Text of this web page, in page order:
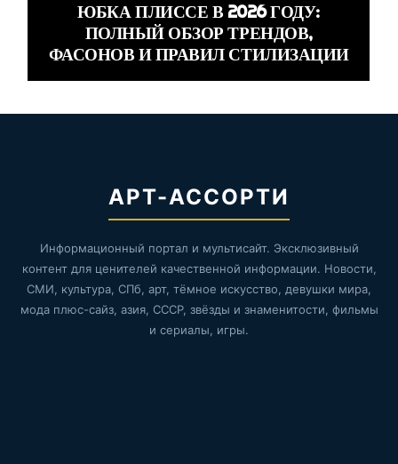
ЮБКА ПЛИССЕ В 2026 ГОДУ:
ПОЛНЫЙ ОБЗОР ТРЕНДОВ,
ФАСОНОВ И ПРАВИЛ СТИЛИЗАЦИИ
АРТ-АССОРТИ
Информационный портал и мультисайт. Эксклюзивный
контент для ценителей качественной информации. Новости,
СМИ, культура, СПб, арт, тёмное искусство, девушки мира,
мода плюс-сайз, азия, СССР, звёзды и знаменитости, фильмы
и сериалы, игры.